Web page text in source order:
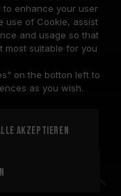
United
to enhance your user
use of Cookie, assist
and usage so that
most suitable for you
on the botton left to
as you wish.
akzeptieren